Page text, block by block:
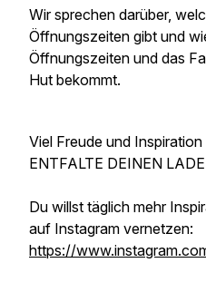
Wir sprechen darüber,
Öffnungszeiten gibt und
Öffnungszeiten und das
Hut bekommt.
Viel Freude und
ENTFALTE DEINEN
Du willst täglich mehr
auf Instagram vernetzen:
https://